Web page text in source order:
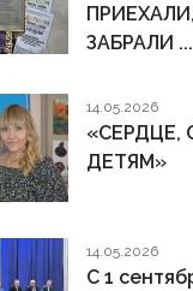
ЗАБРАЛИ ...
14.05.2026
«СЕРДЦЕ,
ДЕТЯМ»
14.05.2026
С 1